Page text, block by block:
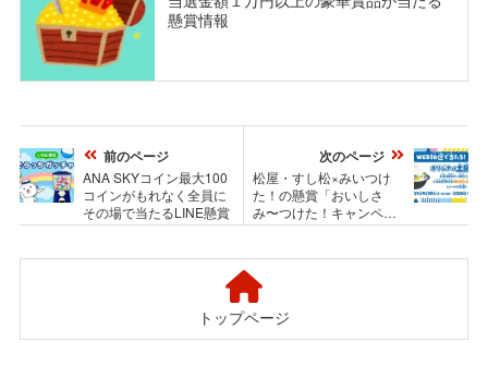
懸賞情報
前のページ
ANA SKYコイン最大100
コインがもれなく全員に
その場で当たるLINE懸賞
次のページ
松屋・すし松×みいつけ
た！の懸賞「おいしさ
み〜つけた！キャンペー
ン」
トップページ